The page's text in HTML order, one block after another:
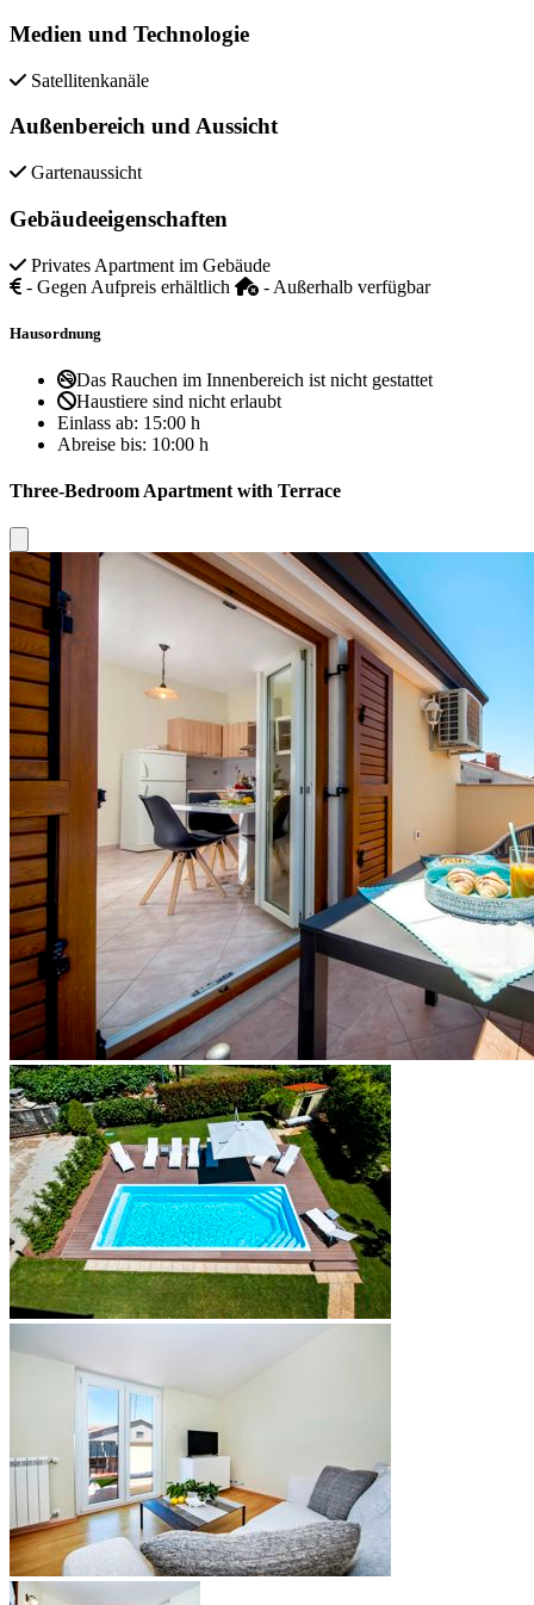
Medien und Technologie
Satellitenkanäle
Außenbereich und Aussicht
Gartenaussicht
Gebäudeeigenschaften
Privates Apartment im Gebäude
- Gegen Aufpreis erhältlich
- Außerhalb verfügbar
Hausordnung
Das Rauchen im Innenbereich ist nicht gestattet
Haustiere sind nicht erlaubt
Einlass ab: 15:00 h
Abreise bis: 10:00 h
Three-Bedroom Apartment with Terrace
Close modal